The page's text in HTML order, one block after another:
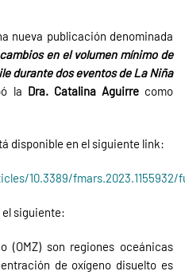
nueva publicación denominada
en el volumen mínimo de
durante dos eventos de La Niña
la Dra. Catalina Aguirre como
disponible en el siguiente link:
10.3389/fmars.2023.1155932/
el siguiente:
(OMZ) son regiones oceánicas
de oxígeno disuelto es